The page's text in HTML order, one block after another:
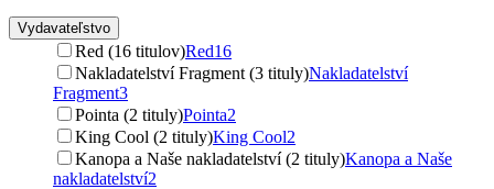
Vydavateľstvo
Red (16 titulov)Red16
Nakladatelství Fragment (3 tituly)Nakladatelství
Fragment3
Pointa (2 tituly)Pointa2
King Cool (2 tituly)King Cool2
Kanopa a Naše nakladatelství (2 tituly)Kanopa a Naše
nakladatelství2